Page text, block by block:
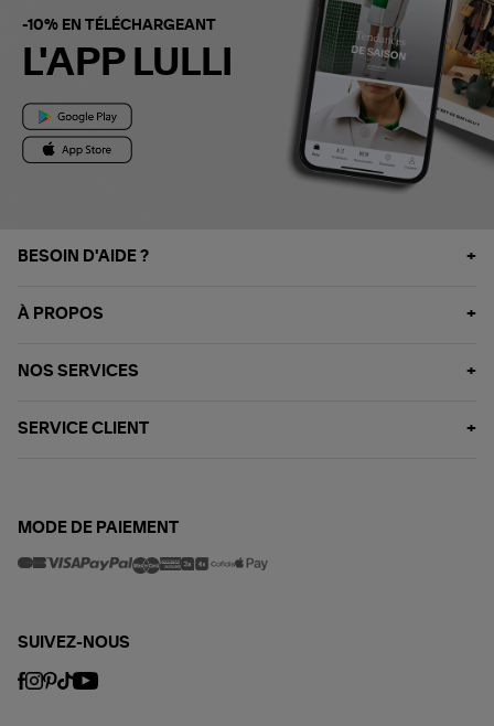
-10% EN TÉLÉCHARGEANT
L'APP LULLI
BESOIN D'AIDE ?
À PROPOS
NOS SERVICES
SERVICE CLIENT
MODE DE PAIEMENT
SUIVEZ-NOUS